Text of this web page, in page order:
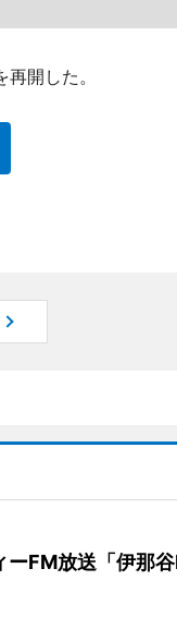
開した。
ーFM放送「伊那